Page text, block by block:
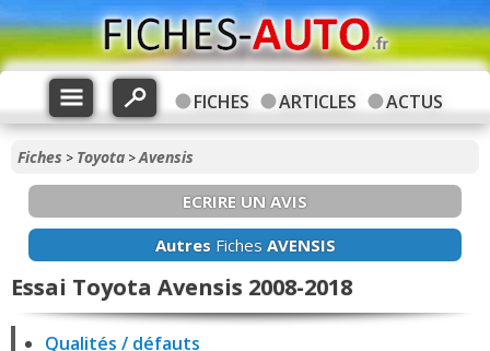
FICHES ARTICLES ACTUS
Fiches > Toyota >Avensis
ECRIRE UN AVIS
AutresFiches AVENSIS
Essai Toyota Avensis 2008-2018
Qualités / défauts